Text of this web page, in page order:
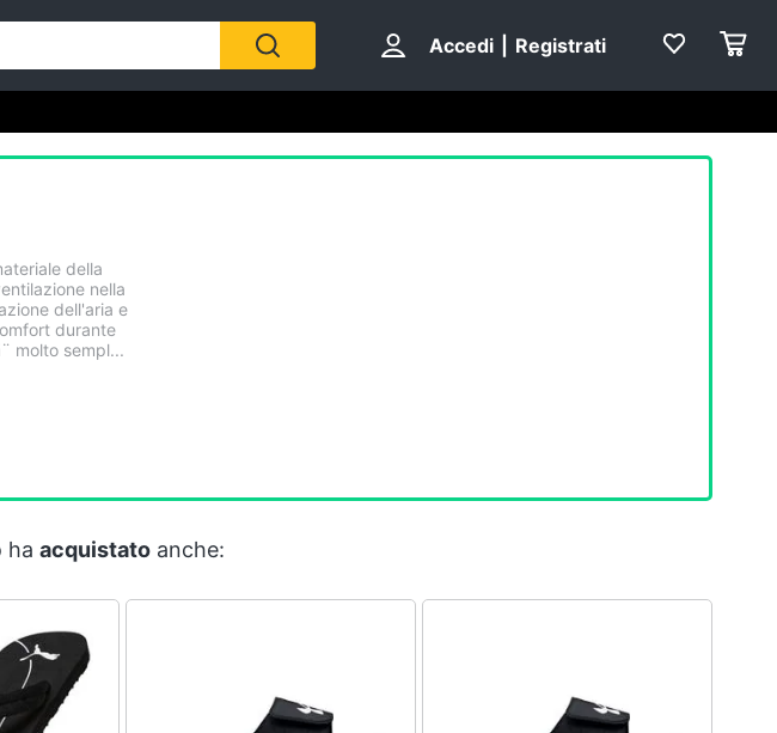
Accedi Registrati
della
nella
dell'aria e
durante
molto sempl...
ha acquistatoanche: